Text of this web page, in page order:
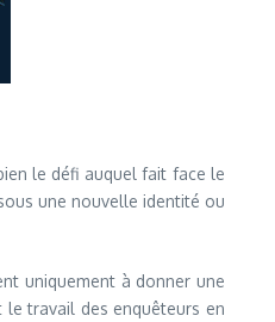
le défi auquel fait face le
une nouvelle identité ou
uniquement à donner une
le travail des enquêteurs en